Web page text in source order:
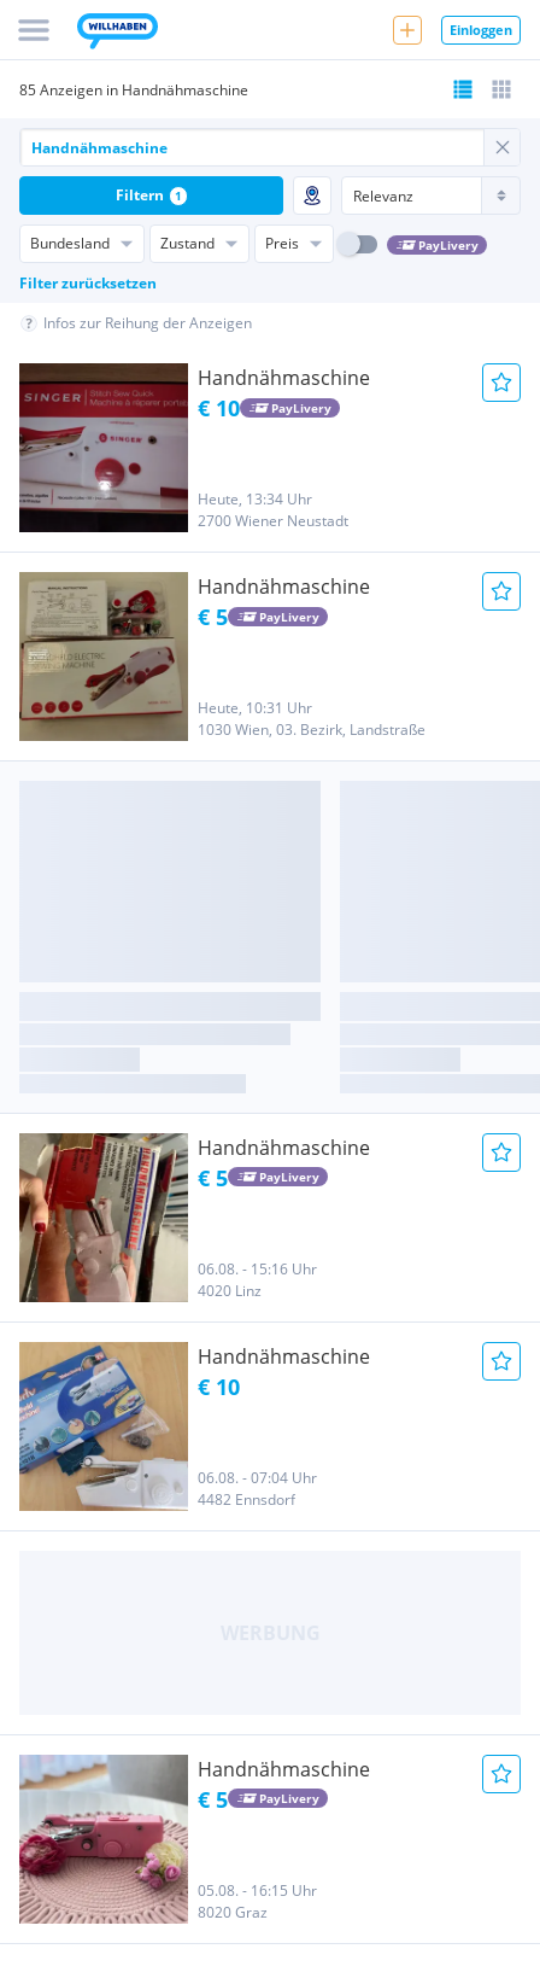
Einloggen
85 Anzeigen in Handnähmaschine
Bundesland Zustand Preis PayLivery
Filter zurücksetzen
Filtern 1
Infos zur Reihung der Anzeigen
Handnähmaschine
€ 10 PayLivery
Heute, 13:34 Uhr
2700 Wiener Neustadt
Handnähmaschine
€ 5 PayLivery
Heute, 10:31 Uhr
1030 Wien, 03. Bezirk, Landstraße
Handnähmaschine
€ 5 PayLivery
06.08. - 15:16 Uhr
4020 Linz
Handnähmaschine
€ 10
06.08. - 07:04 Uhr
4482 Ennsdorf
Handnähmaschine
€ 5 PayLivery
05.08. - 16:15 Uhr
8020 Graz